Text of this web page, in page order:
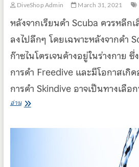
DiveShop Admin March 31, 2021
หลังจากเรียนดำ Scuba ควรหลีก
ลงไปลึกๆ โดยเฉพาะหลังจากดำ
ก๊าซไนโตรเจนค้างอยู่ในร่างกาย ซึ่
การดำ Freedive และมีโอกาสเกิ
การดำ Skindive อาจเป็นทางเลื
อ่านหลัง